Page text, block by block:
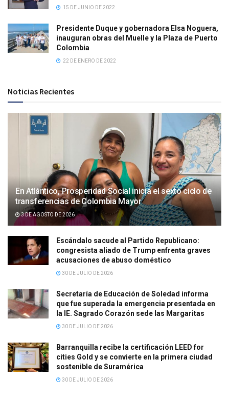
15 DE JUNIO DE 2022
Presidente Duque y gobernadora Elsa Noguera,
inauguran obras del Muelle y la Plaza de Puerto
Colombia
22 DE ENERO DE 2022
Noticias Recientes
En Atlántico, Prosperidad Social inicia el sexto ciclo de
transferencias de Colombia Mayor
3 DE AGOSTO DE 2026
Escándalo sacude al Partido Republicano:
congresista aliado de Trump enfrenta graves
acusaciones de abuso doméstico
30 DE JULIO DE 2026
Secretaría de Educación de Soledad informa
que fue superada la emergencia presentada en
la IE. Sagrado Corazón sede las Margaritas
30 DE JULIO DE 2026
Barranquilla recibe la certificación LEED for
cities Gold y se convierte en la primera ciudad
sostenible de Suramérica
30 DE JULIO DE 2026